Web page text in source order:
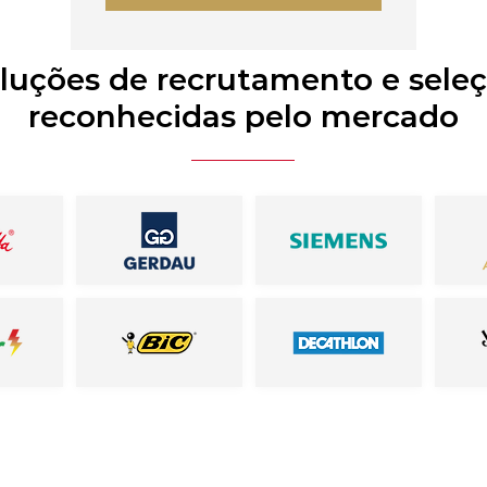
de recrutamento e
reconhecidas pelo mercado